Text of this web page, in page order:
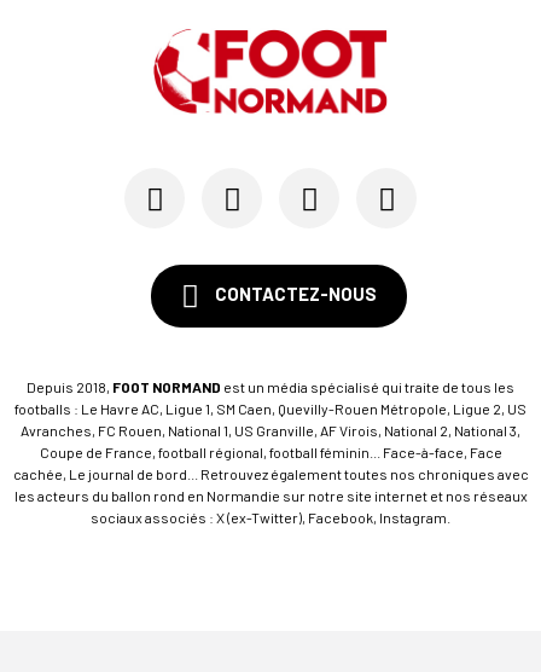
CONTACTEZ-NOUS
Depuis 2018, FOOT NORMAND est un média spécialisé qui traite de tous les
footballs : Le Havre AC, Ligue 1, SM Caen, Quevilly-Rouen Métropole, Ligue 2, US
Avranches, FC Rouen, National 1, US Granville, AF Virois, National 2, National 3,
Coupe de France, football régional, football féminin... Face-à-face, Face
cachée, Le journal de bord... Retrouvez également toutes nos chroniques avec
les acteurs du ballon rond en Normandie sur notre site internet et nos réseaux
sociaux associés : X (ex-Twitter), Facebook, Instagram.